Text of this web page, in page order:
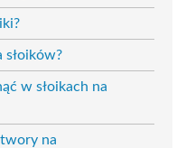
słoików?
w słoikach na
na